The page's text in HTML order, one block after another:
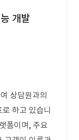
개발
상담원과의
하고 있습니
폼이며, 주요